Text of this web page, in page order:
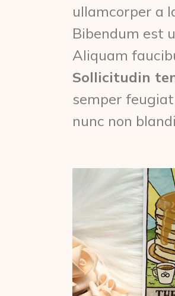
ullamcorper a
Bibendum est
Aliquam
Sollicitudin
semper
nunc non